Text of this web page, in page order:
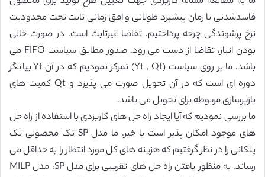
فاسدشدنی با زمان پیشبرد طولانی و افق زمانی ثابت تحت محدودیت
نرخ پرشوندگی چرخه پرداختیم. تقاضا غیرثابت است. در صورت خالی
بودن انبار، تقاضا از دست می رود. صدور مطابق سیاست FIFO می
باشد. ما بر روی سیاست (Yt , Qt) تمرکز نمودیم که در آن Yt بیانگر
دوره ای است که در آن تحویل صورت می پذیرد و Qt کمیت های
بازپرسازی مربوطه برای تحویل می باشد.
ما بررسی نمودیم که آیا ایجاد راه حل های کاربردی با استفاده از راه حل
های موجود امکان پذیر است یا خیر. ما مدل SP تک محصولی تک
پلکانی را در نظر گرفتیم که هزینه های کل مورد انتظار را به حداقل می
رساند. به منظور یافتن راه حل های تقریبی برای مدل SP، مدل MILP